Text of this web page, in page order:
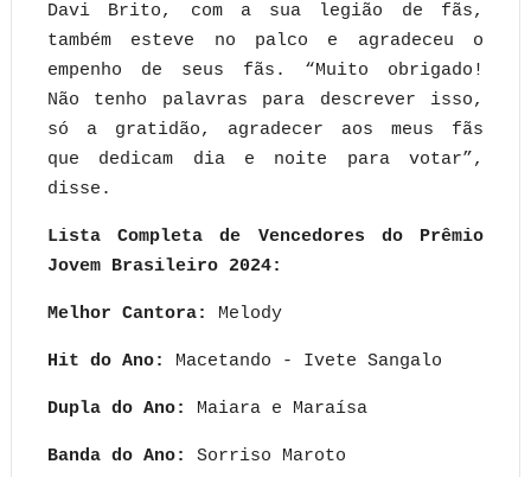
Davi Brito, com a sua legião de fãs,
também esteve no palco e agradeceu o
empenho de seus fãs. “Muito obrigado!
Não tenho palavras para descrever isso,
só a gratidão, agradecer aos meus fãs
que dedicam dia e noite para votar”,
disse.
Lista Completa de Vencedores do Prêmio
Jovem Brasileiro 2024:
Melhor Cantora: Melody
Hit do Ano: Macetando - Ivete Sangalo
Dupla do Ano: Maiara e Maraísa
Banda do Ano: Sorriso Maroto